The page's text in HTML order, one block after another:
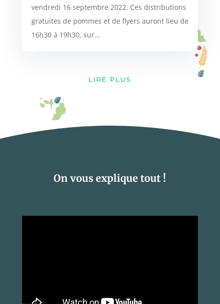
vendredi 16 septembre 2022. Ces distributions
gratuites de pommes et de flyers auront lieu de
16h30 à 19h30, sur...
LIRE PLUS
On vous explique tout !